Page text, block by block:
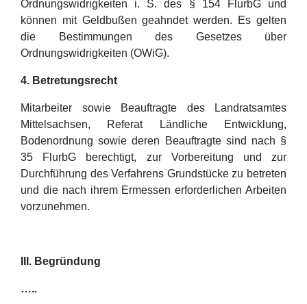
Ordnungswidrigkeiten i. S. des § 154 FlurbG und
können mit Geldbußen geahndet werden. Es gelten
die Bestimmungen des Gesetzes über
Ordnungswidrigkeiten (OWiG).
4. Betretungsrecht
Mitarbeiter sowie Beauftragte des Landratsamtes
Mittelsachsen, Referat Ländliche Entwicklung,
Bodenordnung sowie deren Beauftragte sind nach §
35 FlurbG berechtigt, zur Vorbereitung und zur
Durchführung des Verfahrens Grundstücke zu betreten
und die nach ihrem Ermessen erforderlichen Arbeiten
vorzunehmen.
III. Begründung
…..